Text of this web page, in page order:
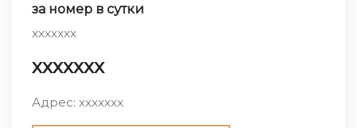
за номер в сутки
ххххххх
ххххххх
Адрес: ххххххх